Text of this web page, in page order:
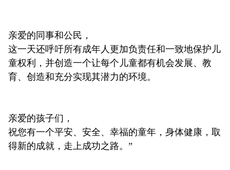
亲爱的同事和公民，
这一天还呼吁所有成年人更加负责任和一致地保护儿
童权利，并创造一个让每个儿童都有机会发展、教
育、创造和充分实现其潜力的环境。
亲爱的孩子们，
祝您有一个平安、安全、幸福的童年，身体健康，取
得新的成就，走上成功之路。”